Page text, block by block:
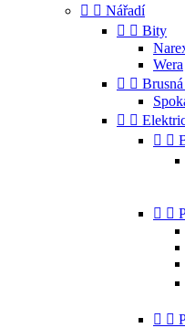
  Nářadí
  Bity
Wera
 
 
 
 
 